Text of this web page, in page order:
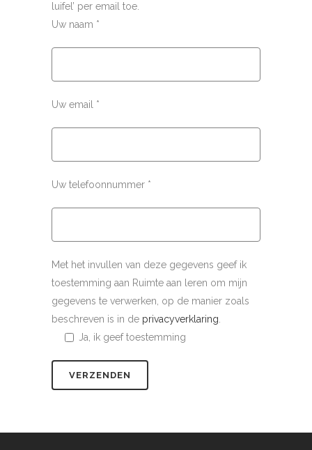
luifel’ per email toe.
Uw naam *
Uw email *
Uw telefoonnummer *
Met het invullen van deze gegevens geef ik
toestemming aan Ruimte aan leren om mijn
gegevens te verwerken, op de manier zoals
beschreven is in de privacyverklaring.
Ja, ik geef toestemming